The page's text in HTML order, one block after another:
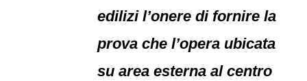
edilizi l’onere di fornire la
prova che l’opera ubicata
su area esterna al centro